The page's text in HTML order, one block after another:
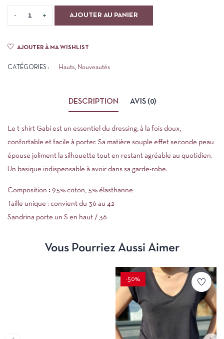
AJOUTER AU PANIER
AJOUTER À MA WISHLIST
CATÉGORIES : Hauts, Nouveautés
DESCRIPTION AVIS (0)
Le t-shirt Gabi est un essentiel du dressing, à la fois doux,
confortable et facile à porter. Sa matière souple effet seconde peau
épouse joliment la silhouette tout en restant agréable au quotidien.
Un basique indispensable à avoir dans sa garde-robe.
Composition : 95% coton, 5% élasthanne
Taille unique : convient du 36 au 42
Sandrina porte un S en haut / 36
Vous Pourriez Aussi Aimer
-50%